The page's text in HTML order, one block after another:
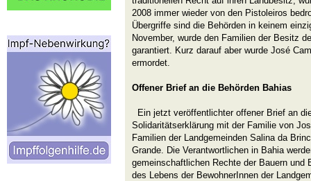
2008 immer wieder von den Pistoleiros
Übergriffe sind die Behörden in keinem
November, wurde den Familien der Besitz
garantiert. Kurz darauf aber wurde José
ermordet.
Offener Brief an die Behörden Bahias
Ein jetzt veröffentlichter offener Brief an
Solidaritätserklärung mit der Familie von
Familien der Landgemeinden Salina da
Grande. Die Verantwortlichen in Bahia
gemeinschaftlichen Rechte der Bauern und
des Lebens der BewohnerInnen der